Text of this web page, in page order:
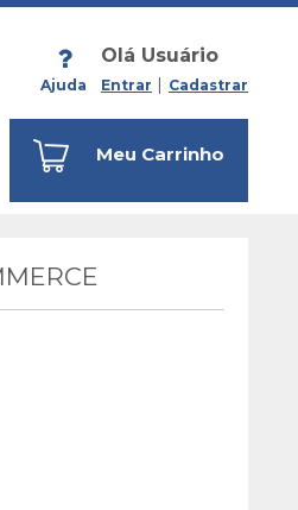
Ajuda
Olá Usuário
Entrar Cadastrar
Meu Carrinho